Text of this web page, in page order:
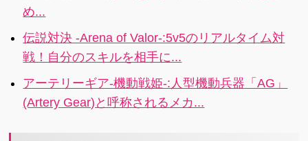
め...
伝説対決 -Arena of Valor-:5v5のリアルタイム対
戦！自分のスキルを相手に...
アーテリーギア-機動戦姫-:人型機動兵器「AG」
(Artery Gear)と呼称されるメカ...